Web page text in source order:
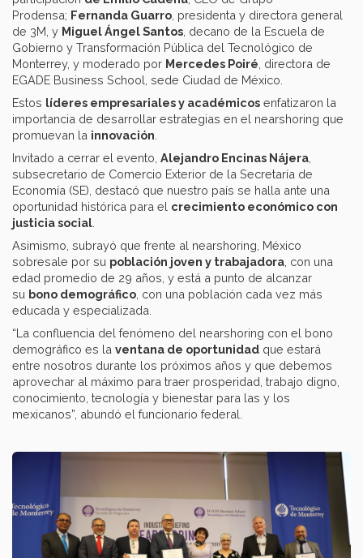
Prodensa; Fernanda Guarro , presidenta y directora general
de 3M, y Miguel Ángel Santos , decano de la Escuela de
Gobierno y Transformación Pública del Tecnológico de
Monterrey, y moderado por Mercedes Poiré , directora de
EGADE Business School, sede Ciudad de México.
Estos líderes empresariales y académicos enfatizaron la
importancia de desarrollar estrategias en el nearshoring que
promuevan la innovación
Invitado a cerrar el evento, Alejandro Encinas Nájera
subsecretario de Comercio Exterior de la Secretaría de
Economía (SE), destacó que nuestro país se halla ante una
oportunidad histórica para el crecimiento económico con
justicia social
Asimismo, subrayó que frente al nearshoring, México
sobresale por su población joven y trabajadora , con una
edad promedio de 29 años, y está a punto de alcanzar
su bono demográfico , con una población cada vez más
educada y especializada.
“La confluencia del fenómeno del nearshoring con el bono
demográfico es la ventana de oportunidad que estará
entre nosotros durante los próximos años y que debemos
aprovechar al máximo para traer prosperidad, trabajo digno,
conocimiento, tecnología y bienestar para las y los
mexicanos”, abundó el funcionario federal.